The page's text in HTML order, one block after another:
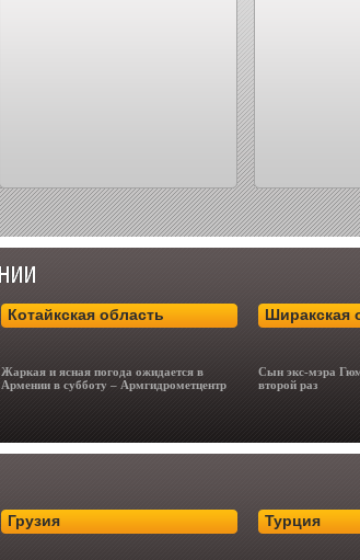
Котайкская область
Жаркая и ясная погода ожидается в
Армении в субботу – Армгидрометцентр
Ширакская
Сын экс-мэра
второй раз
Грузия Турция